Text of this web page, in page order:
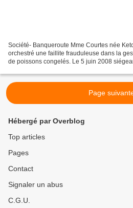
Société- Banqueroute Mme Courtes née
orchestré une faillite frauduleuse dans la
de poissons congelés. Le 5 juin 2008
Page
Hébergé par Overblog
Top articles
Pages
Contact
Signaler un abus
C.G.U.